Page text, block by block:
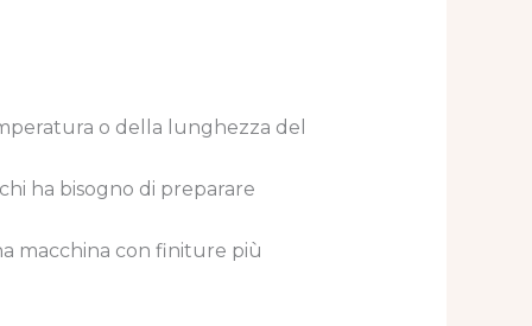
o della lunghezza del
ha bisogno di preparare
macchina con finiture più